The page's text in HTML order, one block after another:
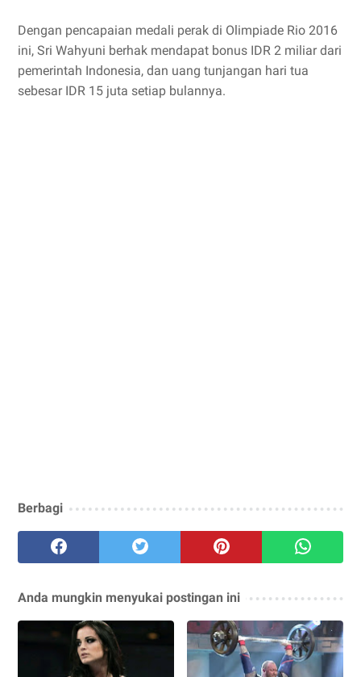
Dengan pencapaian medali perak di Olimpiade Rio 2016
ini, Sri Wahyuni berhak mendapat bonus IDR 2 miliar dari
pemerintah Indonesia, dan uang tunjangan hari tua
sebesar IDR 15 juta setiap bulannya.
Berbagi
Anda mungkin menyukai postingan ini